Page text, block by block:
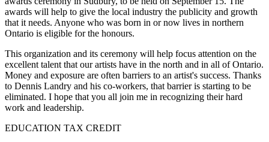
awards will help to give the local industry the publicity and growth
that it needs. Anyone who was born in or now lives in northern
Ontario is eligible for the honours.
This organization and its ceremony will help focus attention on the
excellent talent that our artists have in the north and in all of Ontario.
Money and exposure are often barriers to an artist's success. Thanks
to Dennis Landry and his co-workers, that barrier is starting to be
eliminated. I hope that you all join me in recognizing their hard
work and leadership.
EDUCATION TAX CREDIT